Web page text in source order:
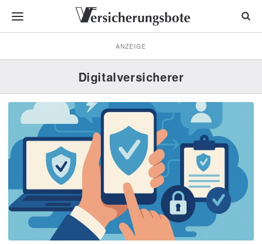
ANZEIGE
Digitalversicherer